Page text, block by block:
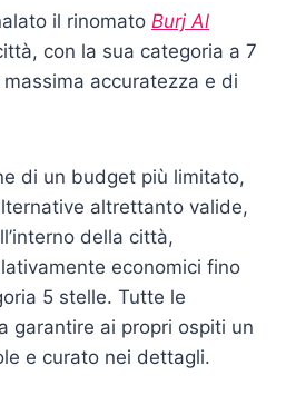
il rinomato Burj Al
con la sua categoria a 7
accuratezza e di
di un budget più limitato,
altrettanto valide,
della città,
economici fino
5 stelle. Tutte le
garantire ai propri ospiti un
e curato nei dettagli.